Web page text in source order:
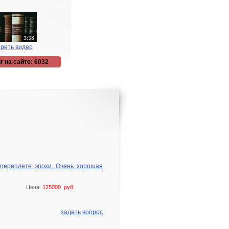
видео
на сайте: 6032
эпохи. Очень хорошая
Цена: 125000 руб.
задать вопрос